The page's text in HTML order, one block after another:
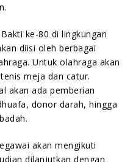
ke-80 di lingkungan
diisi oleh berbagai
Untuk olahraga akan
meja dan catur.
akan ada pemberian
donor darah, hingga
akan mengikuti
dilanjutkan dengan